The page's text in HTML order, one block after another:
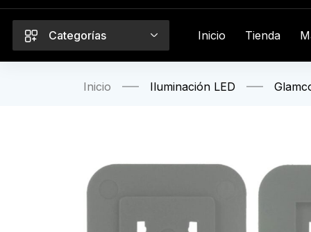
Categorías Inicio Tienda
Inicio Iluminación LED